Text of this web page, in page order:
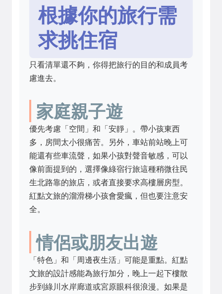
根據你的旅行需
求挑住宿
只看清單還不夠，你得把旅行的目的和成員考
慮進去。
家庭親子遊
優先考慮「空間」和「安靜」。帶小孩東西
多，房間太小很痛苦。另外，車站前站晚上可
能還有些車流聲，如果小孩對聲音敏感，可以
像前面提到的，選擇像綠宿行旅這種稍微往民
生北路靠的旅店，或者直接要求高樓層房型。
紅點文旅的溜滑梯小孩會愛瘋，但也要注意安
全。
情侶或朋友出遊
「特色」和「周邊夜生活」可能是重點。紅點
文旅的設計感能為旅行加分，晚上一起下樓散
步到綠川水岸廊道或宮原眼科很浪漫。如果是